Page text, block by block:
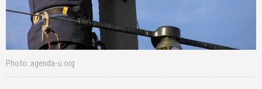
Photo: agenda-u.org